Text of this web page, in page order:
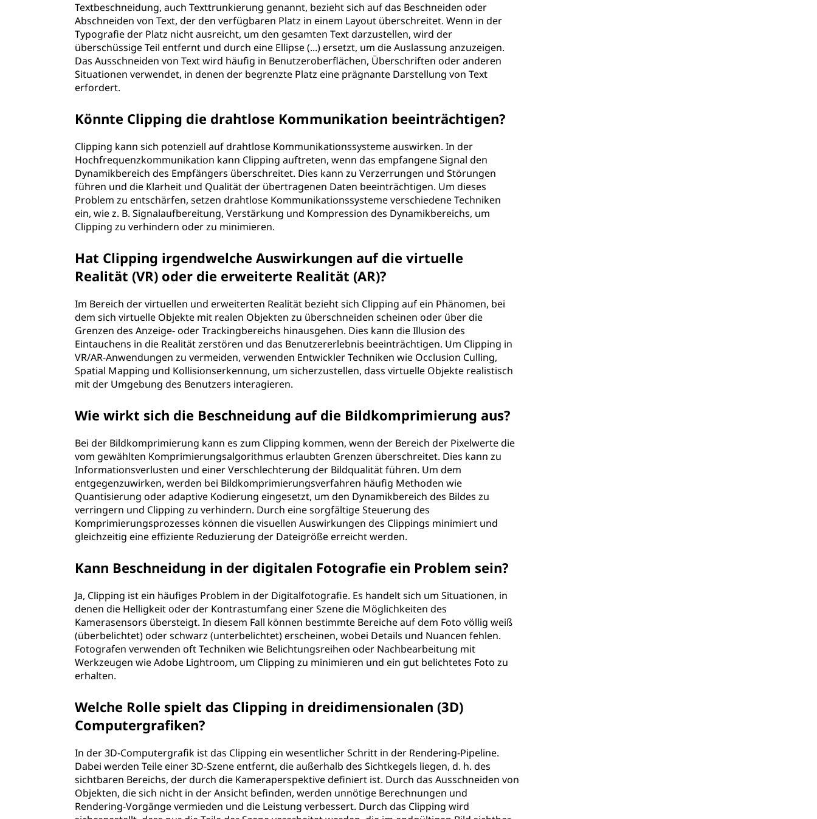
Textbeschneidung, auch Texttrunkierung genannt, bezieht sich auf das Beschneiden oder
Abschneiden von Text, der den verfügbaren Platz in einem Layout überschreitet. Wenn in der
Typografie der Platz nicht ausreicht, um den gesamten Text darzustellen, wird der
überschüssige Teil entfernt und durch eine Ellipse (...) ersetzt, um die Auslassung anzuzeigen.
Das Ausschneiden von Text wird häufig in Benutzeroberflächen, Überschriften oder anderen
Situationen verwendet, in denen der begrenzte Platz eine prägnante Darstellung von Text
erfordert.
Könnte Clipping die drahtlose Kommunikation beeinträchtigen?
Clipping kann sich potenziell auf drahtlose Kommunikationssysteme auswirken. In der
Hochfrequenzkommunikation kann Clipping auftreten, wenn das empfangene Signal den
Dynamikbereich des Empfängers überschreitet. Dies kann zu Verzerrungen und Störungen
führen und die Klarheit und Qualität der übertragenen Daten beeinträchtigen. Um dieses
Problem zu entschärfen, setzen drahtlose Kommunikationssysteme verschiedene Techniken
ein, wie z. B. Signalaufbereitung, Verstärkung und Kompression des Dynamikbereichs, um
Clipping zu verhindern oder zu minimieren.
Hat Clipping irgendwelche Auswirkungen auf die virtuelle
Realität (VR) oder die erweiterte Realität (AR)?
Im Bereich der virtuellen und erweiterten Realität bezieht sich Clipping auf ein Phänomen, bei
dem sich virtuelle Objekte mit realen Objekten zu überschneiden scheinen oder über die
Grenzen des Anzeige- oder Trackingbereichs hinausgehen. Dies kann die Illusion des
Eintauchens in die Realität zerstören und das Benutzererlebnis beeinträchtigen. Um Clipping in
VR/AR-Anwendungen zu vermeiden, verwenden Entwickler Techniken wie Occlusion Culling,
Spatial Mapping und Kollisionserkennung, um sicherzustellen, dass virtuelle Objekte realistisch
mit der Umgebung des Benutzers interagieren.
Wie wirkt sich die Beschneidung auf die Bildkomprimierung aus?
Bei der Bildkomprimierung kann es zum Clipping kommen, wenn der Bereich der Pixelwerte die
vom gewählten Komprimierungsalgorithmus erlaubten Grenzen überschreitet. Dies kann zu
Informationsverlusten und einer Verschlechterung der Bildqualität führen. Um dem
entgegenzuwirken, werden bei Bildkomprimierungsverfahren häufig Methoden wie
Quantisierung oder adaptive Kodierung eingesetzt, um den Dynamikbereich des Bildes zu
verringern und Clipping zu verhindern. Durch eine sorgfältige Steuerung des
Komprimierungsprozesses können die visuellen Auswirkungen des Clippings minimiert und
gleichzeitig eine effiziente Reduzierung der Dateigröße erreicht werden.
Kann Beschneidung in der digitalen Fotografie ein Problem sein?
Ja, Clipping ist ein häufiges Problem in der Digitalfotografie. Es handelt sich um Situationen, in
denen die Helligkeit oder der Kontrastumfang einer Szene die Möglichkeiten des
Kamerasensors übersteigt. In diesem Fall können bestimmte Bereiche auf dem Foto völlig weiß
(überbelichtet) oder schwarz (unterbelichtet) erscheinen, wobei Details und Nuancen fehlen.
Fotografen verwenden oft Techniken wie Belichtungsreihen oder Nachbearbeitung mit
Werkzeugen wie Adobe Lightroom, um Clipping zu minimieren und ein gut belichtetes Foto zu
erhalten.
Welche Rolle spielt das Clipping in dreidimensionalen (3D)
Computergrafiken?
In der 3D-Computergrafik ist das Clipping ein wesentlicher Schritt in der Rendering-Pipeline.
Dabei werden Teile einer 3D-Szene entfernt, die außerhalb des Sichtkegels liegen, d. h. des
sichtbaren Bereichs, der durch die Kameraperspektive definiert ist. Durch das Ausschneiden von
Objekten, die sich nicht in der Ansicht befinden, werden unnötige Berechnungen und
Rendering-Vorgänge vermieden und die Leistung verbessert. Durch das Clipping wird